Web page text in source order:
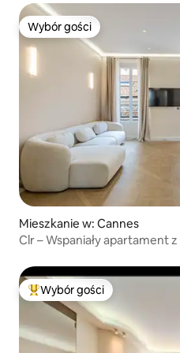
Wybór gości
Wybór gości
Mieszkanie w: Cannes
Clr – Wspaniały apartament
Najpopularniejsze z kategorii
Wybór gości